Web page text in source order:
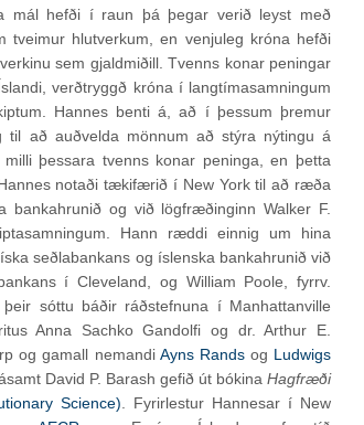
mál hefði í raun þá þegar verið leyst með
tveimur hlutverkum, en venjuleg króna hefði
sem gjaldmiðill. Tvenns konar peningar
verðtryggð króna í langtímasamningum
Hannes benti á, að í þessum þremur
að auðvelda mönnum að stýra nýtingu á
þessara tvenns konar peninga, en þetta
notaði tækifærið í New York til að ræða
bankahrunið og við lögfræðinginn Walker F.
Hann ræddi einnig um hina
seðlabankans og íslenska bankahrunið við
í Cleveland, og William Poole, fyrrv.
sóttu báðir ráðstefnuna í Manhattanville
Anna Sachko Gandolfi og dr. Arthur E.
og gamall nemandi Ayns Randsog Ludwigs
David P. Barash gefið út bókina Hagfræði
Science) . Fyrirlestur Hannesar í New